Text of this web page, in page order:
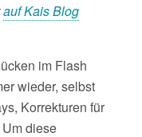
auf Kais Blog
im Flash
wieder, selbst
Korrekturen für
diese